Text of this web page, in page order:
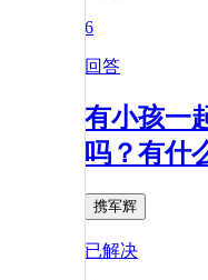
6
回答
有小孩一
吗？有什
携军辉
已解决